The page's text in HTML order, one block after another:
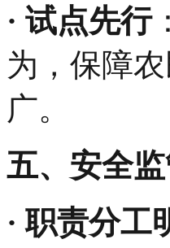
·‌ 试点先行‌
为，保障
广。
五、安全
·‌ 职责分工